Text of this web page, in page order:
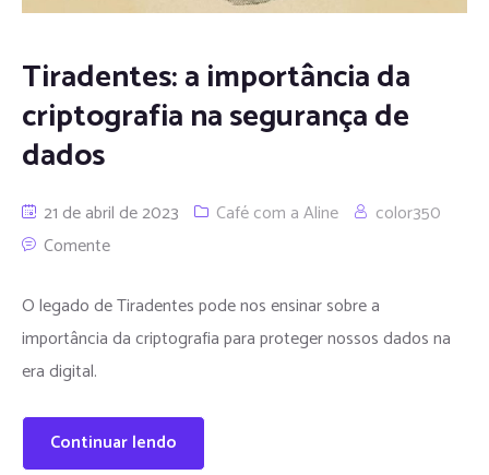
Tiradentes: a importância da
criptografia na segurança de
dados
21 de abril de 2023 Café com a Aline
color350
Comente
O legado de Tiradentes pode nos ensinar sobre a
importância da criptografia para proteger nossos dados na
era digital.
Continuar lendo